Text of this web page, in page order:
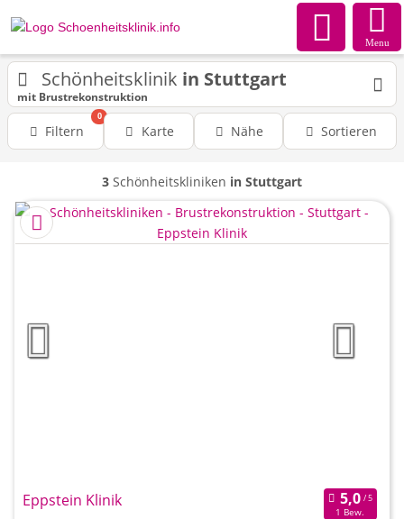
Menu
Schönheitsklinik in Stuttgart
mit Brustrekonstruktion
Filtern
0
Karte Nähe Sortieren
3 Schönheitskliniken in Stuttgart
Eppstein Klinik
1 Bew.